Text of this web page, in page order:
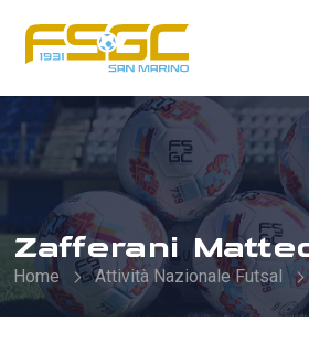
Zafferani Matteo
Home Attività Nazionale Futsal